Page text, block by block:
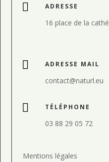
 ADRESSE
16 place de la
 ADRESSE MAIL
contact@naturl.eu
 TÉLÉPHONE
03 88 29 05 72
Mentions légales